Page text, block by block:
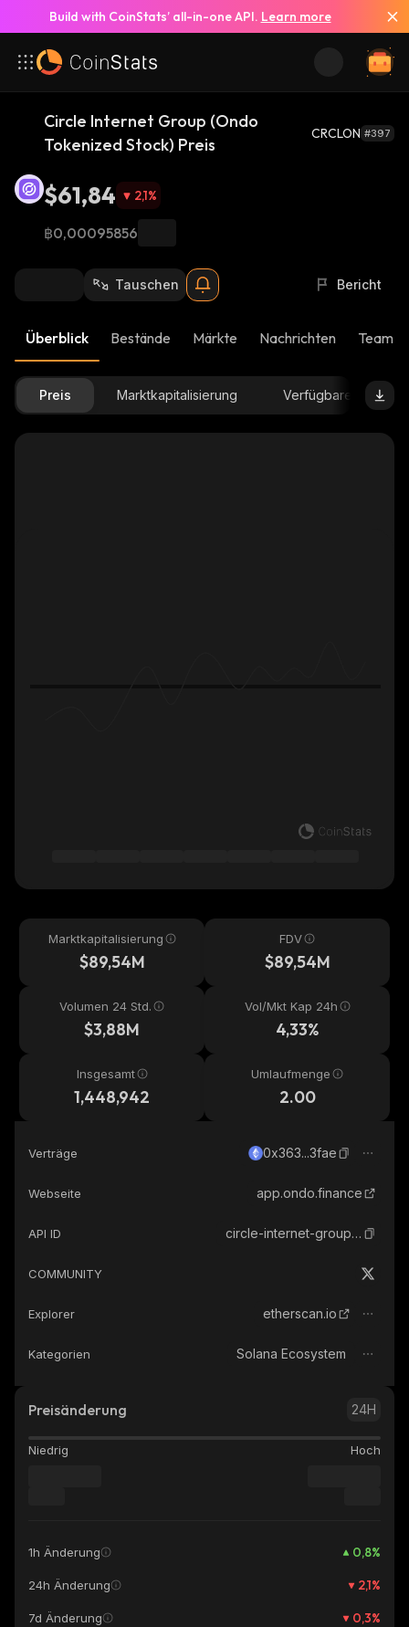
Build with CoinStats’ all-in-one API. Learn more
Circle Internet Group (Ondo
Tokenized Stock) Preis
CRCLON #397
$61,84 2,1%
฿0,00095856
Tauschen Bericht
Überblick Bestände Märkte Nachrichten Team-
Preis Marktkapitalisierung Verfügbare Menge
Marktkapitalisierung
$89,54M
FDV
$89,54M
Volumen 24 Std.
$3,88M
Vol/Mkt Kap 24h
4,33%
Insgesamt
1,448,942
Umlaufmenge
2.00
Verträge 0x363...3fae
Webseite app.ondo.finance
API ID circle-internet-group-ondo-tokenized-stock
COMMUNITY
Explorer etherscan.io
Kategorien Solana Ecosystem
Preisänderung 24H
Niedrig Hoch
1h Änderung 0,8%
24h Änderung 2,1%
7d Änderung 0,3%